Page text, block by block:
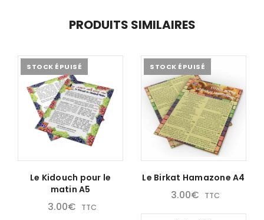
PRODUITS SIMILAIRES
STOCK ÉPUISÉ
Le Kidouch pour le
matin A5
3.00€ TTC
STOCK ÉPUISÉ
Le Birkat Hamazone A4
3.00€ TTC